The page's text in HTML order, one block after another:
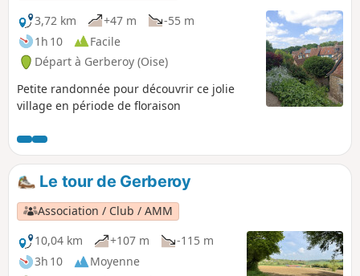
3,72 km
+47 m
-55 m
1h 10
Facile
Départ à Gerberoy (Oise)
Petite randonnée pour découvrir ce jolie
village en période de floraison
Le tour de Gerberoy
Association / Club / AMM
10,04 km
+107 m
-115 m
3h 10
Moyenne